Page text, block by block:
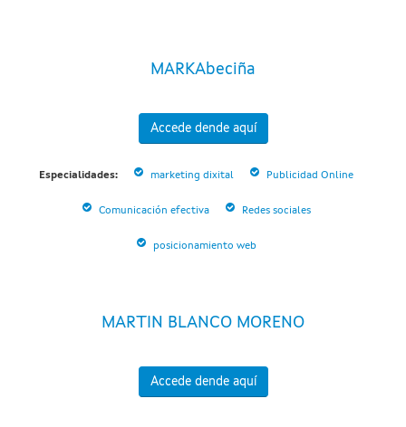
MARKAbeciña
Accede dende aquí
Especialidades: marketing dixital Publicidad Online
Comunicación efectiva Redes sociales
posicionamiento web
MARTIN BLANCO MORENO
Accede dende aquí